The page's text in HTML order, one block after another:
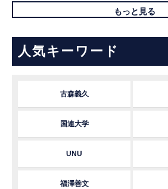
もっと見る
人気キーワード
古森義久
国連大学
UNU
福澤善文